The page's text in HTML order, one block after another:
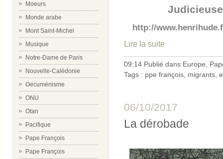
Moeurs
Monde arabe
Mont Saint-Michel
Musique
Notre-Dame de Paris
Nouvelle-Calédonie
Oecuménisme
ONU
Otan
Pacifique
Pape François
Pape François
http://
Lire la suite
09:14 Publié dans Europe,
Tags : ppe françois, migrants,
06/10/2017
La dérobade